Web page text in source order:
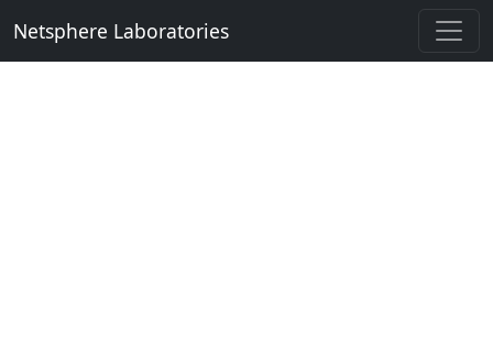
Netsphere Laboratories